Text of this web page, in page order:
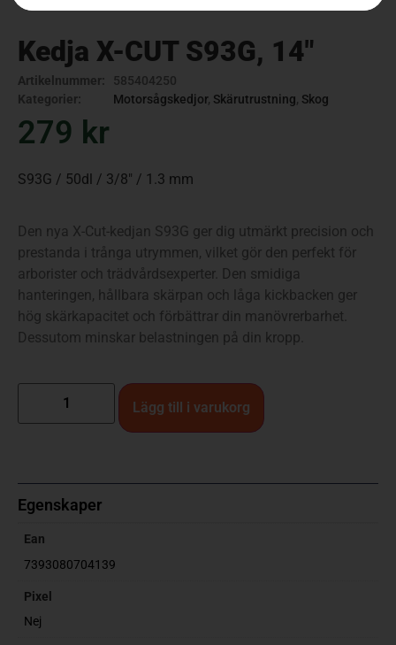
Kedja X-CUT S93G, 14″
Artikelnummer:
585404250
Kategorier:
Motorsågskedjor, Skärutrustning, Skog
279 kr
S93G / 50dl / 3/8″ / 1.3 mm
Den nya X-Cut-kedjan S93G ger dig utmärkt precision och
prestanda i trånga utrymmen, vilket gör den perfekt för
arborister och trädvårdsexperter. Den smidiga
hanteringen, hållbara skärpan och låga kickbacken ger
hög skärkapacitet och förbättrar din manövrerbarhet.
Dessutom minskar belastningen på din kropp.
Lägg till i varukorg
Egenskaper
Ean
7393080704139
Pixel
Nej